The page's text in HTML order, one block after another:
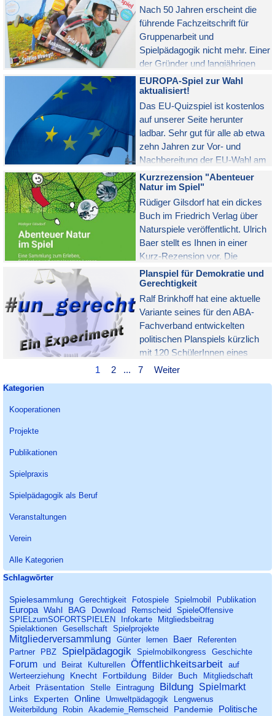
Nach 50 Jahren erscheint die
führende Fachzeitschrift für
Gruppenarbeit und
Spielpädagogik nicht mehr. Einer
der Gründer und langjährigen
Herausgeber bereitet eine
Alternative vor.
EUROPA-Spiel zur Wahl
aktualisiert!
Das EU-Quizspiel ist kostenlos
auf unserer Seite herunter
ladbar. Sehr gut für alle ab etwa
zehn Jahren zur Vor- und
Nachbereitung der EU-Wahl am
9. Juni geeignet. Es wurde
kurzfristig aktualisiert (z.B.
wegen der Einführung des Euro
in Kroatien).
Kurzrezension "Abenteuer
Natur im Spiel"
Rüdiger Gilsdorf hat ein dickes
Buch im Friedrich Verlag über
Naturspiele veröffentlicht. Ulrich
Baer stellt es Ihnen in einer
Kurz-Rezension vor. Die
Langfassung der Buchkritik
erscheint in Heft 1/24 der
Zeitschrift "gruppe & spiel".
Planspiel für Demokratie und
Gerechtigkeit
Ralf Brinkhoff hat eine aktuelle
Variante seines für den ABA-
Fachverband entwickelten
politischen Planspiels kürzlich
mit 120 SchülerInnen eines
Berufskollegs durchgeführt. Die
Aktuelle Seite:
1 Gehen Sie zu Seite:
2 ... Gehen Sie zu Seite:
7
Weiter
Block überspringen Kategorien
Kategorien
Kooperationen
Projekte
Publikationen
Spielpraxis
Spielpädagogik als Beruf
Veranstaltungen
Verein
Alle Kategorien
Block überspringen Schlagwörter
Schlagwörter
Spielesammlung Gerechtigkeit Fotospiele Spielmobil Publikation
Europa Wahl BAG Download Remscheid
SpieleOffensive
SPIELzumSOFORTSPIELEN
Infokarte
Mitgliedsbeitrag
Spielaktionen Gesellschaft Spielprojekte
Mitgliederversammlung Günter lernen Baer
Referenten
Partner
PBZ Spielpädagogik Spielmobilkongress Geschichte
Forum und Beirat Kulturellen Öffentlichkeitsarbeit auf
Werteerziehung
Knecht Fortbildung Bilder Buch
Mitgliedschaft
Arbeit
Präsentation Stelle Eintragung Bildung Spielmarkt
Links Experten Online Umweltpädagogik
Lengwenus
Weiterbildung
Robin Akademie_Remscheid Pandemie
Politische